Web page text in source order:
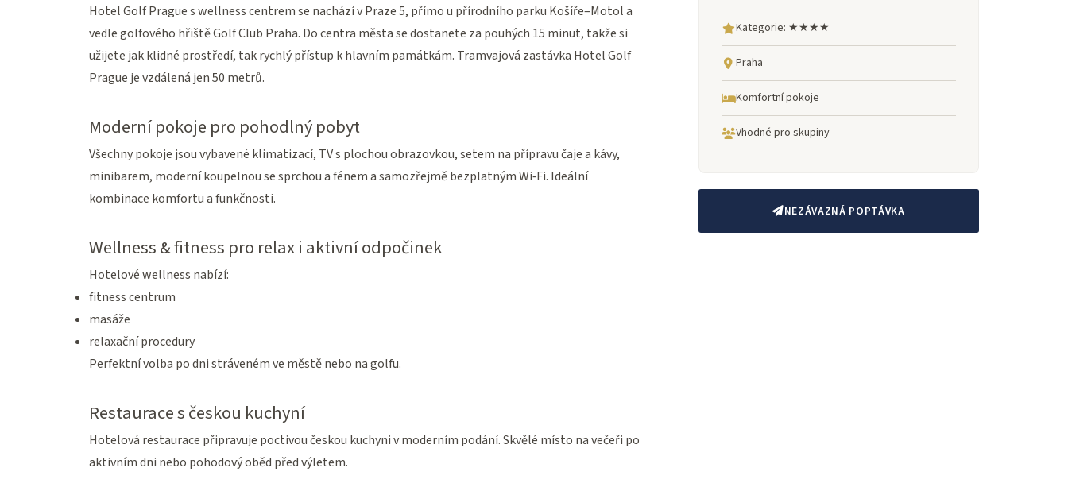
Hotel Golf Prague s wellness centrem se nachází v Praze 5, přímo u přírodního parku Košíře–Motol a
vedle golfového hřiště Golf Club Praha. Do centra města se dostanete za pouhých 15 minut, takže si
užijete jak klidné prostředí, tak rychlý přístup k hlavním památkám. Tramvajová zastávka Hotel Golf
Prague je vzdálená jen 50 metrů.
Moderní pokoje pro pohodlný pobyt
Všechny pokoje jsou vybavené klimatizací, TV s plochou obrazovkou, setem na přípravu čaje a kávy,
minibarem, moderní koupelnou se sprchou a fénem a samozřejmě bezplatným Wi‑Fi. Ideální
kombinace komfortu a funkčnosti.
Wellness & fitness pro relax i aktivní odpočinek
Hotelové wellness nabízí:
fitness centrum
masáže
relaxační procedury
Perfektní volba po dni stráveném ve městě nebo na golfu.
Restaurace s českou kuchyní
Hotelová restaurace připravuje poctivou českou kuchyni v moderním podání. Skvělé místo na večeři po
aktivním dni nebo pohodový oběd před výletem.
Kategorie: ★★★★
Praha
Komfortní pokoje
Vhodné pro skupiny
NEZÁVAZNÁ POPTÁVKA